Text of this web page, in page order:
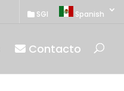
SGI Spanish
Contacto